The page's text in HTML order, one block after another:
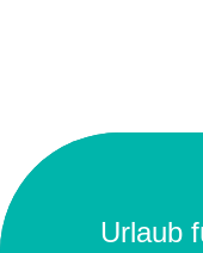
Urlaub